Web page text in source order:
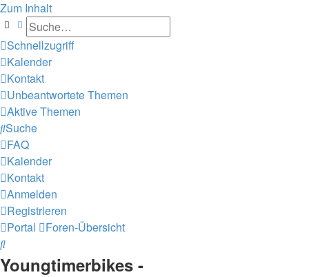
Zum Inhalt
SucheErweiterte Suche
Schnellzugriff
Kalender
Kontakt
Unbeantwortete Themen
Aktive Themen
Suche
FAQ
Kalender
Kontakt
Anmelden
Registrieren
Portal
Foren-Übersicht
Suche
Youngtimerbikes -